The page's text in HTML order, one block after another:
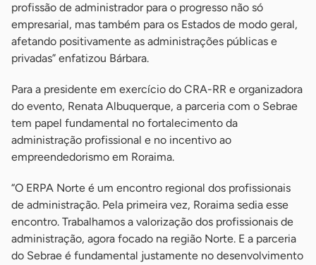
profissão de administrador para o progresso não só
empresarial, mas também para os Estados de modo geral,
afetando positivamente as administrações públicas e
privadas” enfatizou Bárbara.
Para a presidente em exercício do CRA-RR e organizadora
do evento, Renata Albuquerque, a parceria com o Sebrae
tem papel fundamental no fortalecimento da
administração profissional e no incentivo ao
empreendedorismo em Roraima.
“O ERPA Norte é um encontro regional dos profissionais
de administração. Pela primeira vez, Roraima sedia esse
encontro. Trabalhamos a valorização dos profissionais de
administração, agora focado na região Norte. E a parceria
do Sebrae é fundamental justamente no desenvolvimento